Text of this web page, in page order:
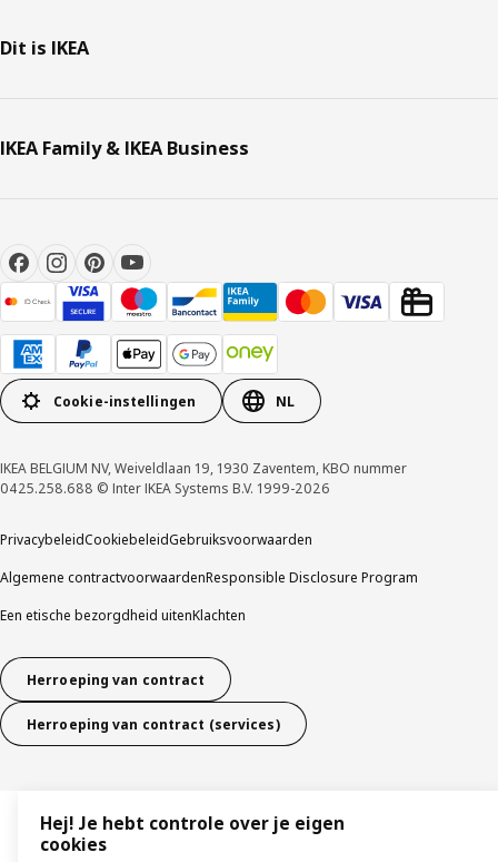
Dit is IKEA
IKEA Family & IKEA Business
Cookie-instellingen NL
IKEA BELGIUM NV, Weiveldlaan 19, 1930 Zaventem, KBO nummer
0425.258.688 © Inter IKEA Systems B.V. 1999-2026
PrivacybeleidCookiebeleidGebruiksvoorwaarden
Algemene contractvoorwaardenResponsible Disclosure Program
Een etische bezorgdheid uitenKlachten
Herroeping van contract
Herroeping van contract (services)
Hej! Je hebt controle over je eigen
cookies